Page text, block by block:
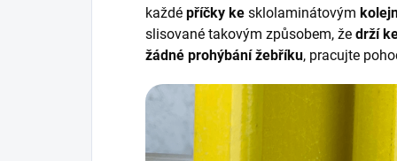
každé příčky ke sklolaminátovým
slisované takovým způsobem, že drží
žádné prohýbání žebříku, pracujte